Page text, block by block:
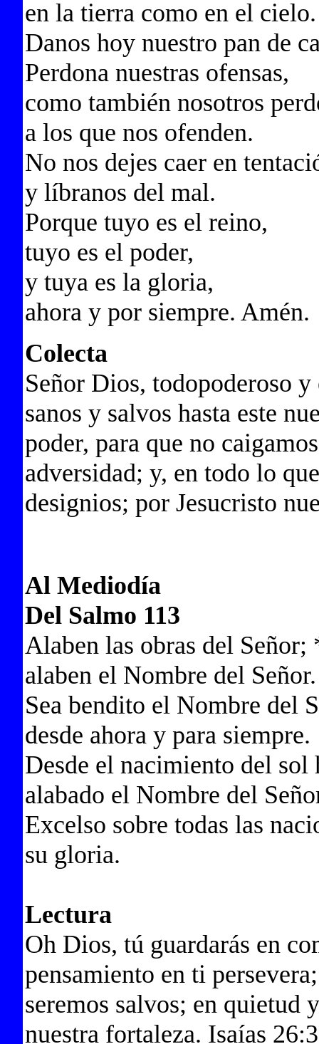
en la tierra como en el cielo.
Danos hoy nuestro pan de
Perdona nuestras ofensas,
como también nosotros
a los que nos ofenden.
No nos dejes caer en
y líbranos del mal.
Porque tuyo es el reino,
tuyo es el poder,
y tuya es la gloria,
ahora y por siempre. Amén.
Colecta
Señor Dios, todopoderoso
sanos y salvos hasta este
poder, para que no
adversidad; y, en todo lo
designios; por Jesucristo
Al Mediodía
Del Salmo 113
Alaben las obras del Señor;
alaben el Nombre del Señor.
Sea bendito el Nombre del
desde ahora y para siempre.
Desde el nacimiento del sol
alabado el Nombre del
Excelso sobre todas las
su gloria.
Lectura
Oh Dios, tú guardarás en
pensamiento en ti
seremos salvos; en quietud
nuestra fortaleza. Isaías